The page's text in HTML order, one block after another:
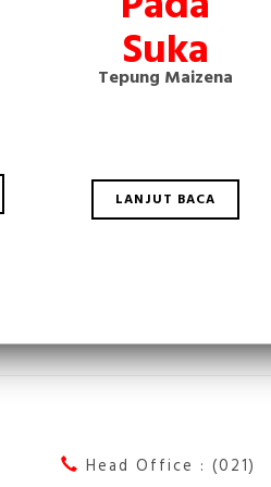
Suka
Tepung Maizena
LANJUT BACA
Head Office : (021)